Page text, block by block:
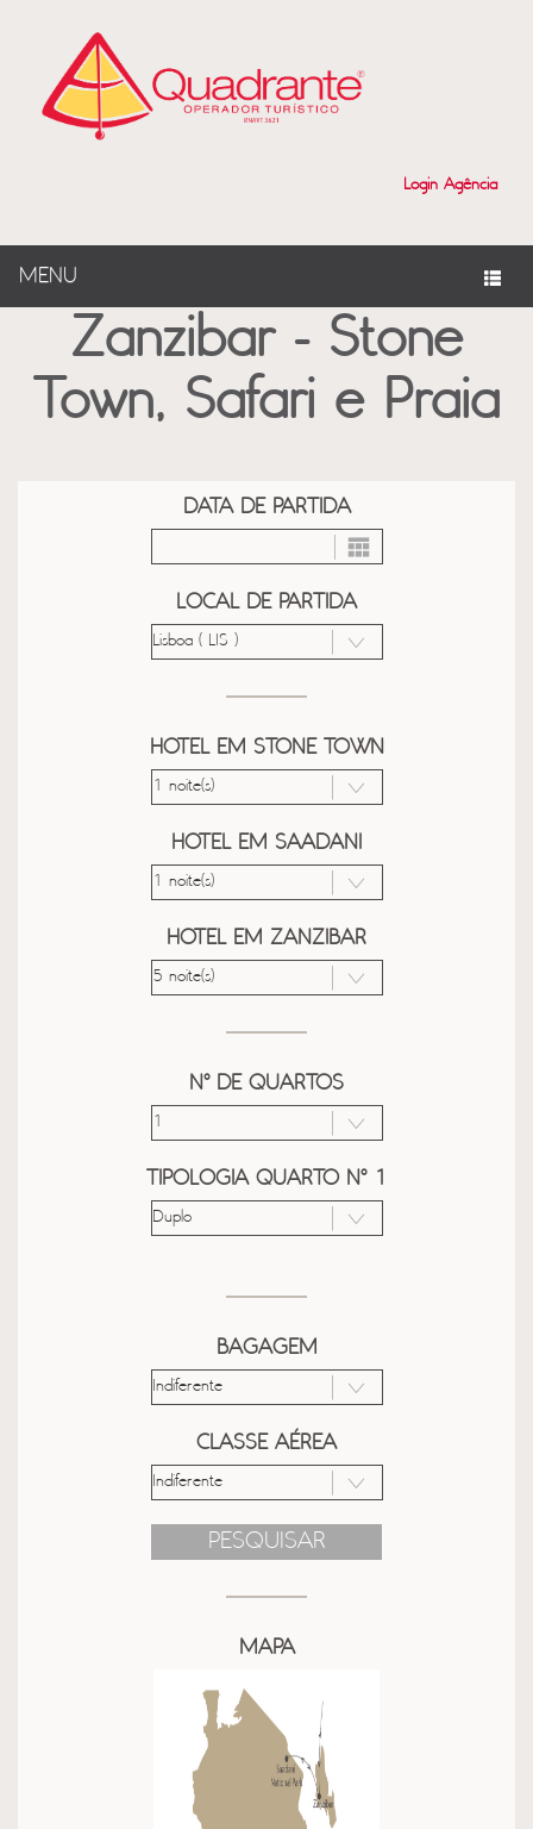
Login Agência
MENU
Zanzibar - Stone
Town, Safari e Praia
DATA DE PARTIDA
LOCAL DE PARTIDA
HOTEL EM STONE TOWN
HOTEL EM SAADANI
HOTEL EM ZANZIBAR
Nº DE QUARTOS
TIPOLOGIA QUARTO Nº 1
BAGAGEM
CLASSE AÉREA
PESQUISAR
MAPA